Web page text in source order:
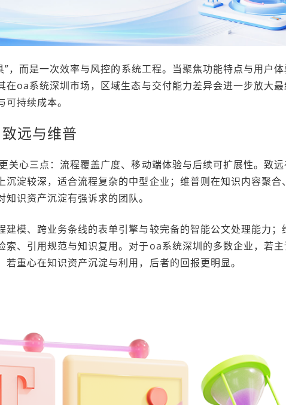
”，而是一次效率与风控的系统工程。当聚焦功能特点与用户
在oa系统深圳市场，区域生态与交付能力差异会进一步放大
持续成本。
远与维普
关心三点：流程覆盖广度、移动端体验与后续可扩展性。致远
沉淀较深，适合流程复杂的中型企业；维普则在知识内容聚合
识资产沉淀有强诉求的团队。
模、跨业务条线的表单引擎与较完备的智能公文处理能力；
索、引用规范与知识复用。对于oa系统深圳的多数企业，若主
重心在知识资产沉淀与利用，后者的回报更明显。